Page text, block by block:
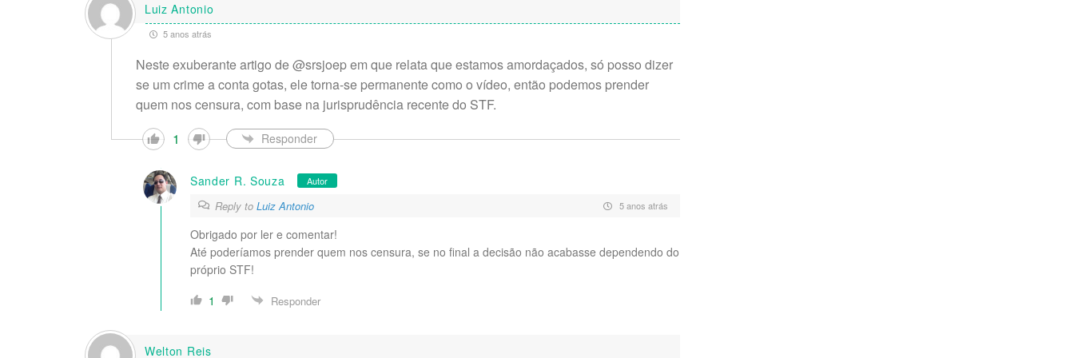
Luiz Antonio
5 anos atrás
Neste exuberante artigo de @srsjoep em que relata que estamos amordaçados, só posso dizer
se um crime a conta gotas, ele torna-se permanente como o vídeo, então podemos prender
quem nos censura, com base na jurisprudência recente do STF.
1
Responder
Sander R. Souza Autor
Reply to Luiz Antonio 5 anos atrás
Obrigado por ler e comentar!
Até poderíamos prender quem nos censura, se no final a decisão não acabasse dependendo do
próprio STF!
1
Responder
Welton Reis